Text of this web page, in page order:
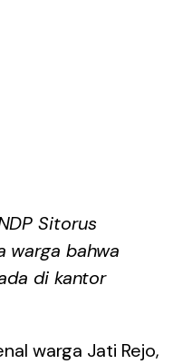
Sitorus
warga bahwa
di kantor
warga Jati Rejo,